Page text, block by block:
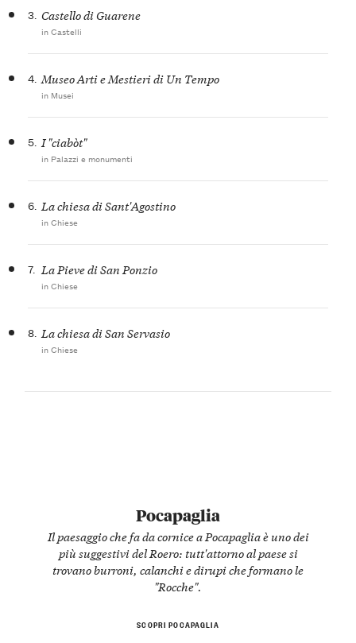
Pocapaglia
Il paesaggio che fa da cornice a Pocapaglia è uno dei
più suggestivi del Roero: tutt'attorno al paese si
trovano burroni, calanchi e dirupi che formano le
"Rocche".
SCOPRI POCAPAGLIA
3. Castello di Guarene
in Castelli
4. Museo Arti e Mestieri di Un Tempo
in Musei
5. I "ciabòt"
in Palazzi e monumenti
6. La chiesa di Sant'Agostino
in Chiese
7. La Pieve di San Ponzio
in Chiese
8. La chiesa di San Servasio
in Chiese